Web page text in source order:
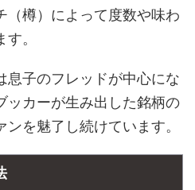
（樽）によって度数や味わ
。
息子のフレッドが中心にな
ッカーが生み出した銘柄の
を魅了し続けています。